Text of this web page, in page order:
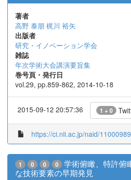
著者
高野 泰朋 梶川 裕矢
出版者
研究・イノベーション学会
雑誌
年次学術大会講演要旨集
巻号頁・発行日
vol.29, pp.859-862, 2014-10-18
2015-09-12 20:57:36 1 + 0
https://ci.nii.ac.jp/naid/
1 0 0 0
学術俯瞰、特許俯
な技術要素の早期発見